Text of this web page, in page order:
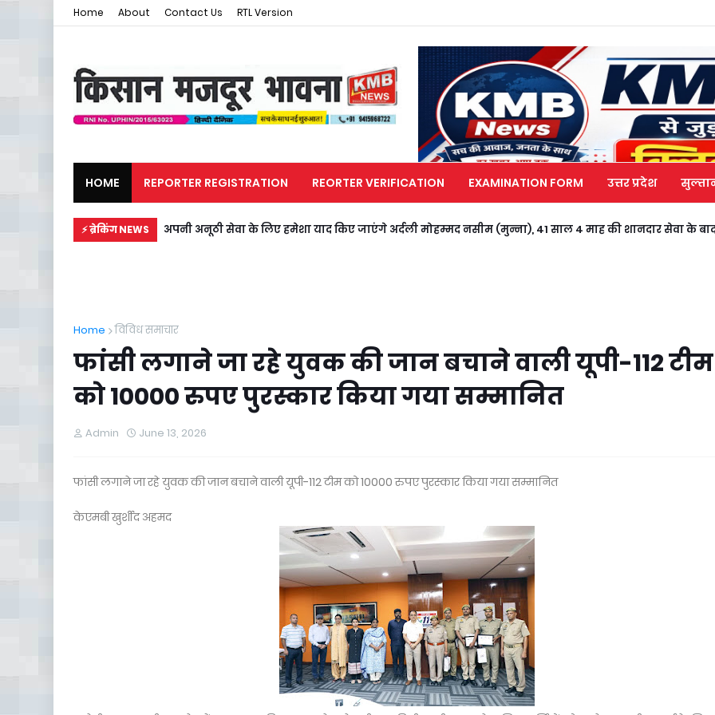
Home About Contact Us RTL Version
HOME REPORTER REGISTRATION REORTER VERIFICATION EXAMINATION FORM उत्तर प्रदेश
मजदूर समाचार राजनीति
⚡ ब्रेकिंग NEWS अपनी अनूठी सेवा के लिए हमेशा याद किए जाएंगे अर्दली मोहम्मद नसीम (मुन्ना), 41 साल 4 माह की शानदार सेवा के बाद
Home विविध समाचार
फांसी लगाने जा रहे युवक की जान बचाने वाली यूपी-112 टीम
को 10000 रुपए पुरस्कार किया गया सम्मानित
Admin June 13, 2026
फांसी लगाने जा रहे युवक की जान बचाने वाली यूपी-112 टीम को 10000 रुपए पुरस्कार किया गया सम्मानित
केएमबी खुर्शीद अहमद